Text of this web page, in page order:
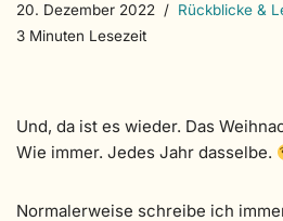
20. Dezember 2022
Rückblicke &
3 Minuten Lesezeit
Und, da ist es wieder. Das
Wie immer. Jedes Jahr dasselbe.
Normalerweise schreibe ich